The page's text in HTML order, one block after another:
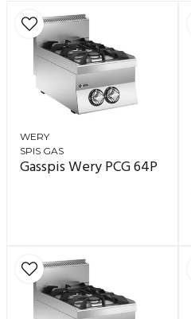
WERY
SPIS GAS
Gasspis Wery PCG 64P